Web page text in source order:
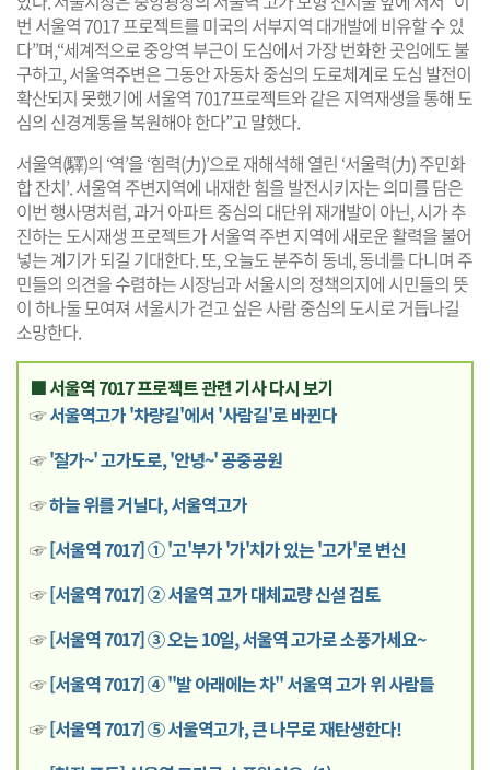
번 서울역 7017 프로젝트를 미국의 서부지역 대개발에 비유할 수 있
다”며,“세계적으로 중앙역 부근이 도심에서 가장 번화한 곳임에도 불
구하고, 서울역주변은 그동안 자동차 중심의 도로체계로 도심 발전이
확산되지 못했기에 서울역 7017프로젝트와 같은 지역재생을 통해 도
심의 신경계통을 복원해야 한다”고 말했다.
서울역(驛)의 ‘역’을 ‘힘력(力)’으로 재해석해 열린 ‘서울력(力) 주민화
합 잔치’. 서울역 주변지역에 내재한 힘을 발전시키자는 의미를 담은
이번 행사명처럼, 과거 아파트 중심의 대단위 재개발이 아닌, 시가 추
진하는 도시재생 프로젝트가 서울역 주변 지역에 새로운 활력을 불어
넣는 계기가 되길 기대한다. 또, 오늘도 분주히 동네, 동네를 다니며 주
민들의 의견을 수렴하는 시장님과 서울시의 정책의지에 시민들의 뜻
이 하나둘 모여져 서울시가 걷고 싶은 사람 중심의 도시로 거듭나길
소망한다.
■ 서울역 7017 프로젝트 관련 기사 다시 보기
☞서울역고가 '차량길'에서 '사람길'로 바뀐다
☞'잘가~' 고가도로, '안녕~' 공중공원
☞하늘 위를 거닐다, 서울역고가
☞[서울역 7017] ① '고'부가 '가'치가 있는 '고가'로 변신
☞[서울역 7017] ② 서울역 고가 대체교량 신설 검토
☞[서울역 7017] ③ 오는 10일, 서울역 고가로 소풍가세요~
☞[서울역 7017] ④ "발 아래에는 차" 서울역 고가 위 사람들
☞[서울역 7017] ⑤ 서울역고가, 큰 나무로 재탄생한다!